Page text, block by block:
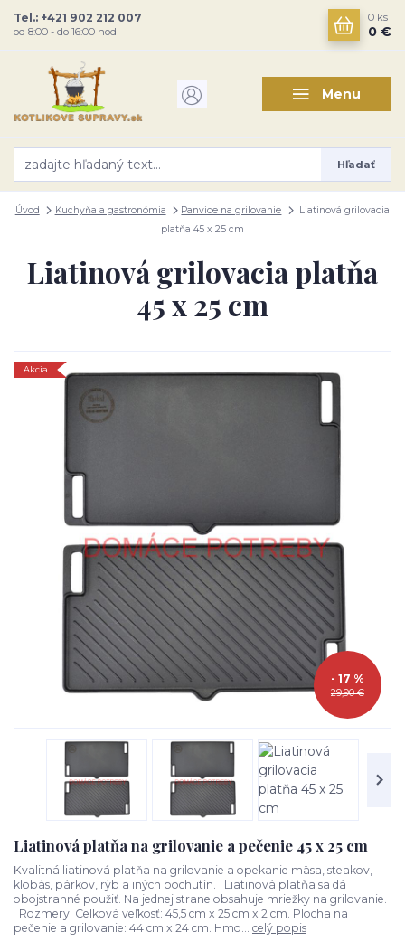
Menu
Hľadať
Tel.: +421 902 212 007
od 8:00 - do 16:00 hod
0 ks
0 €
Úvod Kuchyňa a gastronómia Panvice na grilovanie
Liatinová grilovacia
platňa 45 x 25 cm
Liatinová grilovacia platňa
45 x 25 cm
Akcia
29,90 €
- 17 %
Liatinová platňa na grilovanie a pečenie 45 x 25 cm
Kvalitná liatinová platňa na grilovanie a opekanie mäsa, steakov,
klobás, párkov, rýb a iných pochutín. Liatinová platňa sa dá
obojstranné použiť. Na jednej strane obsahuje mriežky na grilovanie.
Rozmery: Celková veľkosť: 45,5 cm x 25 cm x 2 cm. Plocha na
pečenie a grilovanie: 44 cm x 24 cm. Hmo... celý popis